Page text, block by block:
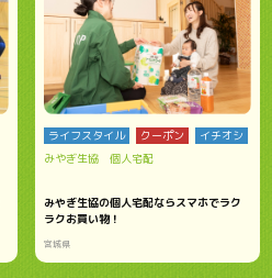
ライフスタイル クーポン
イチオシ
みやぎ生協 個人宅配
みやぎ生協の個人宅配ならスマホでラク
ラクお買い物！
宮城県